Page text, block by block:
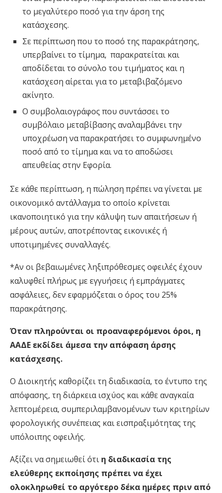
το μεγαλύτερο ποσό για την άρση της
κατάσχεσης.
Σε περίπτωση που το ποσό της παρακράτησης,
υπερβαίνει το τίμημα, παρακρατείται και
αποδίδεται το σύνολο του τιμήματος και η
κατάσχεση αίρεται για το μεταβιβαζόμενο
ακίνητο.
Ο συμβολαιογράφος που συντάσσει το
συμβόλαιο μεταβίβασης αναλαμβάνει την
υποχρέωση να παρακρατήσει το συμφωνημένο
ποσό από το τίμημα και να το αποδώσει
απευθείας στην Εφορία.
Σε κάθε περίπτωση, η πώληση πρέπει να γίνεται με
οικονομικό αντάλλαγμα το οποίο κρίνεται
ικανοποιητικό για την κάλυψη των απαιτήσεων ή
μέρους αυτών, αποτρέποντας εικονικές ή
υποτιμημένες συναλλαγές.
*Αν οι βεβαιωμένες ληξιπρόθεσμες οφειλές έχουν
καλυφθεί πλήρως με εγγυήσεις ή εμπράγματες
ασφάλειες, δεν εφαρμόζεται ο όρος του 25%
παρακράτησης.
Όταν πληρούνται οι προαναφερόμενοι όροι, η
ΑΑΔΕ εκδίδει άμεσα την απόφαση άρσης
κατάσχεσης.
Ο Διοικητής καθορίζει τη διαδικασία, το έντυπο της
απόφασης, τη διάρκεια ισχύος και κάθε αναγκαία
λεπτομέρεια, συμπεριλαμβανομένων των κριτηρίων
φορολογικής συνέπειας και εισπραξιμότητας της
υπόλοιπης οφειλής.
Αξίζει να σημειωθεί ότι η διαδικασία της
ελεύθερης εκποίησης πρέπει να έχει
ολοκληρωθεί το αργότερο δέκα ημέρες πριν από